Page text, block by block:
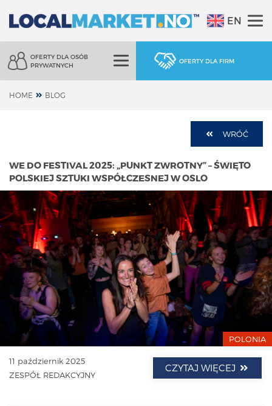
EN
OFERTY DLA OSÓB
PRYWATNYCH
OFERTY DLA FIRM
HOME BLOG
WRÓĆ
WE DO FESTIVAL 2025: „PUNKT ZWROTNY” – ŚWIĘTO
POLSKIEJ SZTUKI WSPÓŁCZESNEJ W OSLO
POLONIA
11 październik 2025
ZESPÓŁ REDAKCYJNY
CZYTAJ WIĘCEJ